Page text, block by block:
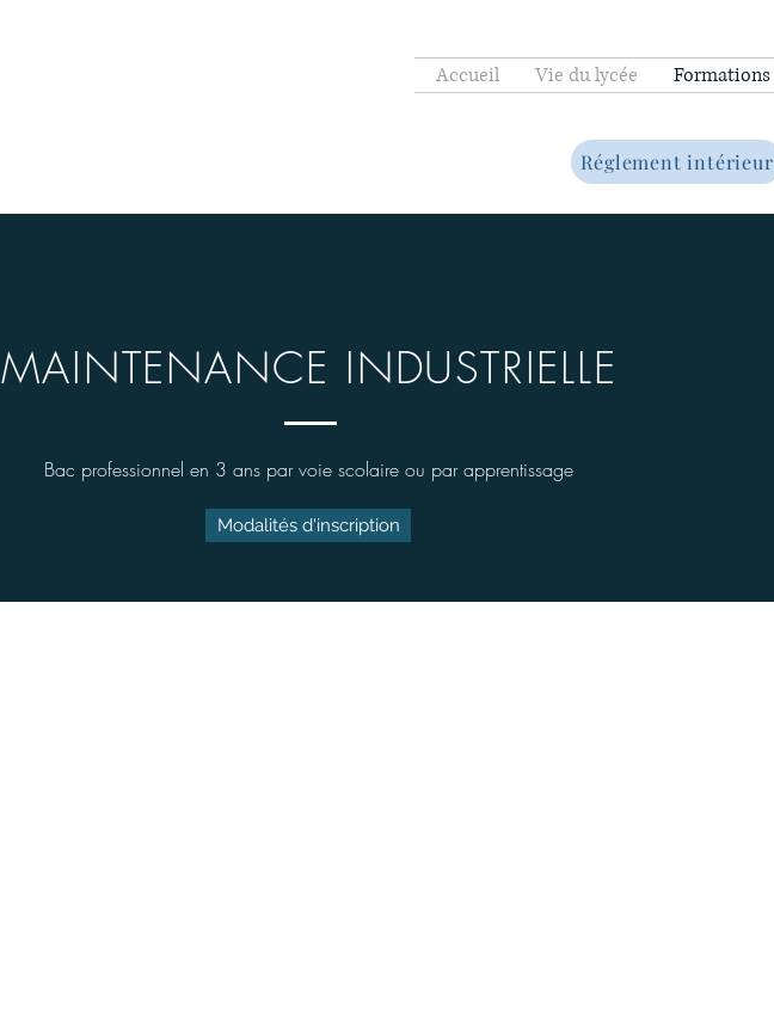
Accueil Vie du lycée Formations
Réglement intérieur
MAINTENANCE INDUSTRIELLE
Bac professionnel en 3 ans par voie scolaire ou par apprentissage
Modalités d'inscription